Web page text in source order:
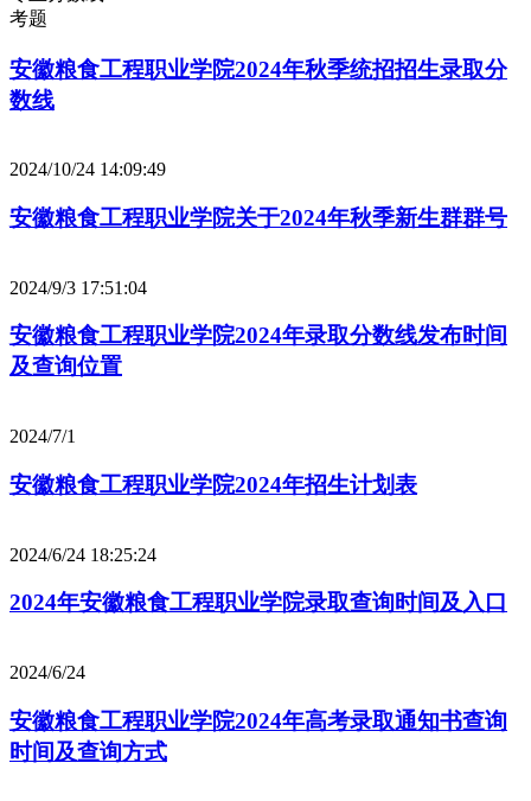
考题
安徽粮食工程职业学院2024年秋季统招招生录取分
数线
2024/10/24 14:09:49
安徽粮食工程职业学院关于2024年秋季新生群群号
2024/9/3 17:51:04
安徽粮食工程职业学院2024年录取分数线发布时间
及查询位置
2024/7/1
安徽粮食工程职业学院2024年招生计划表
2024/6/24 18:25:24
2024年安徽粮食工程职业学院录取查询时间及入口
2024/6/24
安徽粮食工程职业学院2024年高考录取通知书查询
时间及查询方式